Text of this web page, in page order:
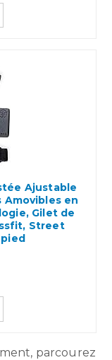
Ajustable
Amovibles en
Gilet de
Street
parcourez